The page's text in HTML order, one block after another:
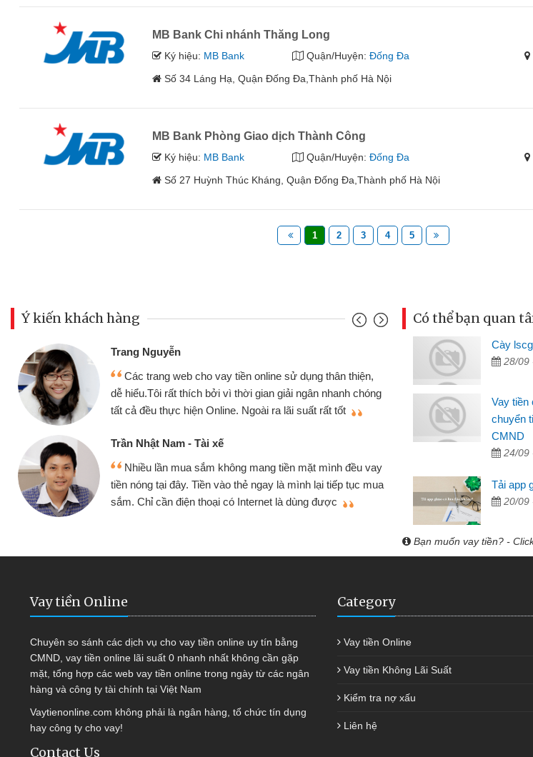
MB Bank Chi nhánh Thăng Long
Ký hiệu: MB Bank Quận/Huyện: Đống Đa
Số 34 Láng Hạ, Quận Đống Đa,Thành phố Hà Nội
MB Bank Phòng Giao dịch Thành Công
Ký hiệu: MB Bank Quận/Huyện: Đống Đa
Số 27 Huỳnh Thúc Kháng, Quận Đống Đa,Thành phố Hà Nội
1 2 3 4 5
Ý kiến khách hàng
sử dụng thân thiện,
giải ngân nhanh chóng
lãi suất rất tốt
tiền mặt mình đều vay
là mình lại tiếp tục mua
là dùng được
Mình cần tiền gấp nên định cầm cố chiếc xe wave
nhưng thật may đã có gói vay tiền bằng CMND online
không cần gặp mặt nên rất tiện lợi, sẽ giới thiệu cho bạn
bè biết
Tôi kinh doanh buôn bán nhỏ lẻ nhiều lúc cần vốn nhập
hàng, nhờ biết đến website qua bạn bè giới thiệu tôi đã giải
quyết được công việc của mình nhanh chóng
Có thể bạn quan
Cày
28/09
Vay tiền
chuyển
CMND
24/09
Tải app
20/09
Bạn muốn vay tiền? -
Vay tiền Online
Chuyên so sánh các dịch vụ cho vay tiền online uy tín bằng
CMND, vay tiền online lãi suất 0 nhanh nhất không cần gặp
mặt, tổng hợp các web vay tiền online trong ngày từ các ngân
hàng và công ty tài chính tại Việt Nam
Vaytienonline.com không phải là ngân hàng, tổ chức tín dụng
hay công ty cho vay!
Contact Us
Category
Vay tiền Online
Vay tiền Không Lãi Suất
Kiểm tra nợ xấu
Liên hệ